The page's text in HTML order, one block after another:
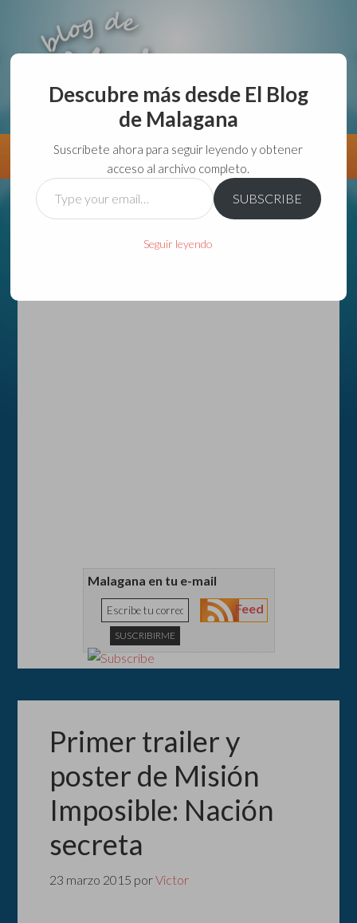
aunque lo haga de malas lo hago....
Información Directorio VivirGuadalajara
Malagana en tu e-mail
Feed
Primer trailer y
poster de Misión
Imposible: Nación
secreta
23 marzo 2015 porVictor
Descubre más desde El Blog
de Malagana
Suscríbete ahora para seguir leyendo y obtener
acceso al archivo completo.
Type
your
SUBSCRIBE
Seguir leyendo